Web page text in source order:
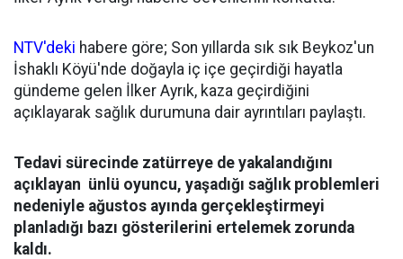
NTV'deki habere göre; Son yıllarda sık sık Beykoz'un
İshaklı Köyü'nde doğayla iç içe geçirdiği hayatla
gündeme gelen İlker Ayrık, kaza geçirdiğini
açıklayarak sağlık durumuna dair ayrıntıları paylaştı.
Tedavi sürecinde zatürreye de yakalandığını
açıklayan ünlü oyuncu, yaşadığı sağlık problemleri
nedeniyle ağustos ayında gerçekleştirmeyi
planladığı bazı gösterilerini ertelemek zorunda
kaldı.